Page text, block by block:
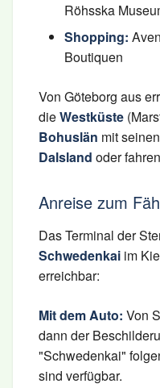
Röhsska
Shopping:
Boutiquen
Von Göteborg aus
dieWestküste
Bohuslän mit
Dalsland oder
Anreise zum
Das Terminal der
Schwedenkai im
erreichbar:
Mit dem Auto: Von
dann der
"Schwedenkai"
sind verfügbar.